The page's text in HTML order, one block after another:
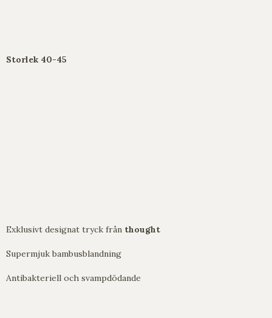
Storlek 40-45
Exklusivt designat tryck från thought
Supermjuk bambusblandning
Antibakteriell och svampdödande